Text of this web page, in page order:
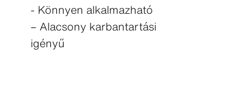
- Könnyen alkalmazható
– Alacsony karbantartási
igényű